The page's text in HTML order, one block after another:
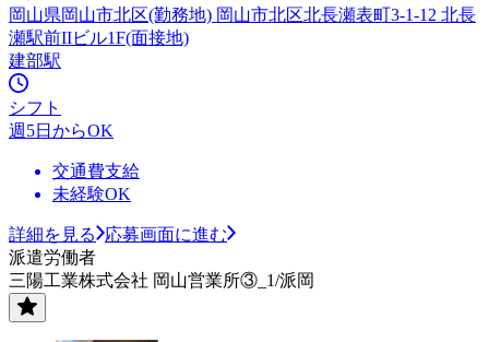
岡山県岡山市北区(勤務地) 岡山市北区北長瀬表町3-1-12 北長
瀬駅前IIビル1F(面接地)
建部駅
シフト
週5日からOK
交通費支給
未経験OK
詳細を見る
応募画面に進む
派遣労働者
三陽工業株式会社 岡山営業所③_1/派岡